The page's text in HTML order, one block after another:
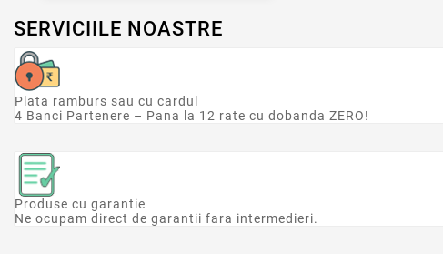
SERVICIILE NOASTRE
Plata ramburs sau cu cardul
4 Banci Partenere – Pana la 12 rate cu dobanda ZERO!
Produse cu garantie
Ne ocupam direct de garantii fara intermedieri.